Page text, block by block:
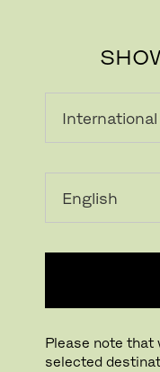
Please note that
selected